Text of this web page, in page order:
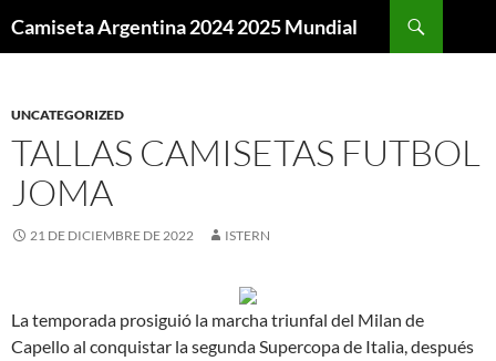
Camiseta Argentina 2024 2025 Mundial
UNCATEGORIZED
TALLAS CAMISETAS FUTBOL
JOMA
21 DE DICIEMBRE DE 2022 ISTERN
La temporada prosiguió la marcha triunfal del Milan de
Capello al conquistar la segunda Supercopa de Italia, después